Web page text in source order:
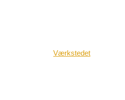
Værkstedet